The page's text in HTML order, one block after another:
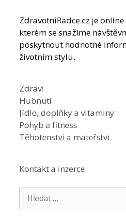
ZdravotniRadce.cz je
kterém se snažíme
poskytnout hodnotné
životním stylu.
Zdraví
Hubnutí
Jídlo, doplňky a vitaminy
Pohyb a fitness
Těhotenství a mateřství
Kontakt a inzerce
Hledat: